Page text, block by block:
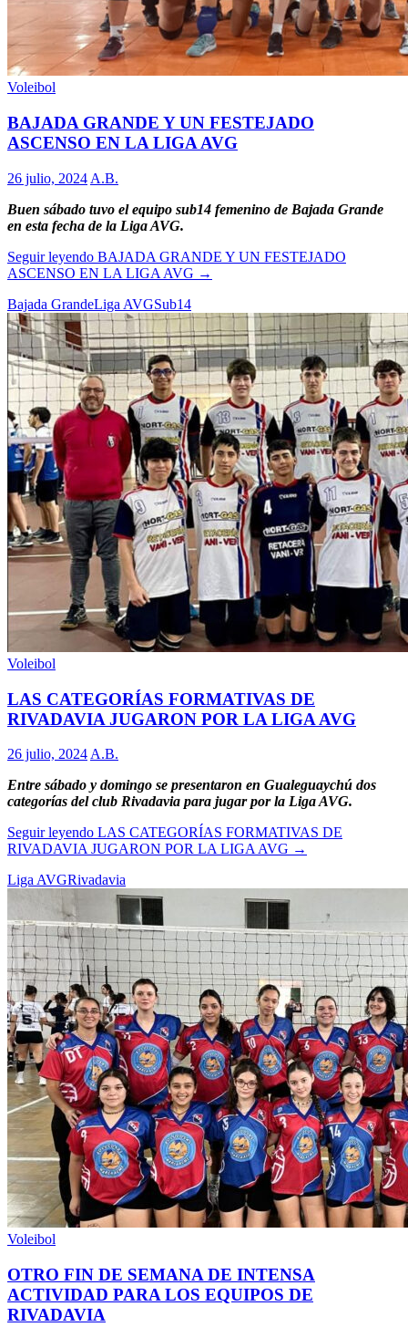
Voleibol
BAJADA GRANDE Y UN FESTEJADO
ASCENSO EN LA LIGA AVG
26 julio, 2024 A.B.
Buen sábado tuvo el equipo sub14 femenino de Bajada Grande
en esta fecha de la Liga AVG.
Seguir leyendo BAJADA GRANDE Y UN FESTEJADO
ASCENSO EN LA LIGA AVG →
Bajada GrandeLiga AVGSub14
Voleibol
LAS CATEGORÍAS FORMATIVAS DE
RIVADAVIA JUGARON POR LA LIGA AVG
26 julio, 2024 A.B.
Entre sábado y domingo se presentaron en Gualeguaychú dos
categorías del club Rivadavia para jugar por la Liga AVG.
Seguir leyendo LAS CATEGORÍAS FORMATIVAS DE
RIVADAVIA JUGARON POR LA LIGA AVG →
Liga AVGRivadavia
Voleibol
OTRO FIN DE SEMANA DE INTENSA
ACTIVIDAD PARA LOS EQUIPOS DE
RIVADAVIA